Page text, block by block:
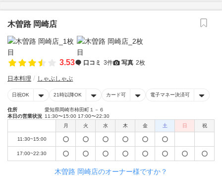
木曽路 岡崎店
3.53 口コミ 3件 写真 2枚
日本料理 しゃぶしゃぶ
日祝OK 21時以降OK カード可 電子マネー決済可
住所
愛知県岡崎市柿田町１－６
本日の営業状況 11:30〜15:00 17:00〜22:30
月
火 水 木 金 土 日 祝
11:30~15:00
17:00~22:30
木曽路 岡崎店のオーナー様ですか？